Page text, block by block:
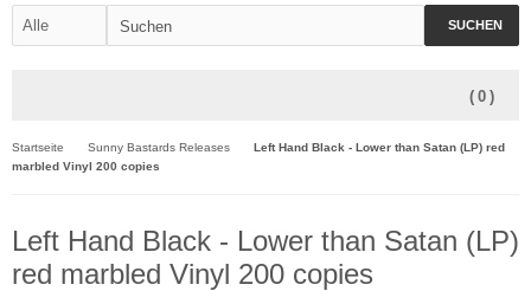
SUCHEN
( 0 )
Startseite Sunny Bastards Releases
Left Hand Black - Lower than Satan (LP) red
marbled Vinyl 200 copies
Left Hand Black - Lower than Satan (LP)
red marbled Vinyl 200 copies